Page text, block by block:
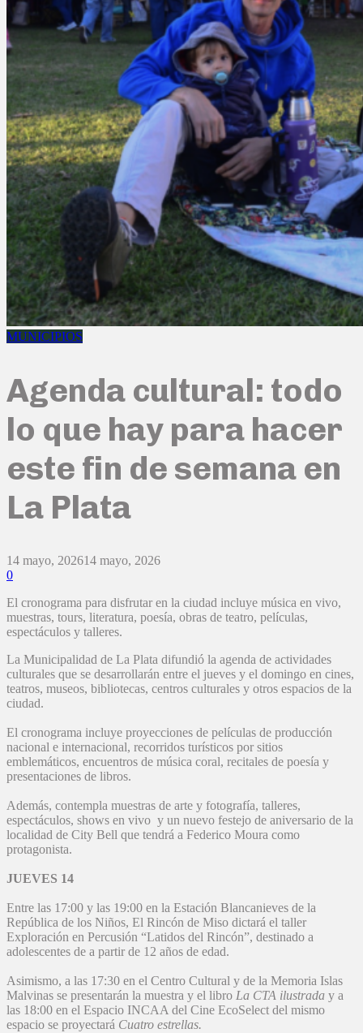
MUNICIPIOS
Agenda cultural: todo
lo que hay para hacer
este fin de semana en
La Plata
14 mayo, 202614 mayo, 2026
0
El cronograma para disfrutar en la ciudad incluye música en vivo,
muestras, tours, literatura, poesía, obras de teatro, películas,
espectáculos y talleres.
La Municipalidad de La Plata difundió la agenda de actividades
culturales que se desarrollarán entre el jueves y el domingo en cines,
teatros, museos, bibliotecas, centros culturales y otros espacios de la
ciudad.
El cronograma incluye proyecciones de películas de producción
nacional e internacional, recorridos turísticos por sitios
emblemáticos, encuentros de música coral, recitales de poesía y
presentaciones de libros.
Además, contempla muestras de arte y fotografía, talleres,
espectáculos, shows en vivo y un nuevo festejo de aniversario de la
localidad de City Bell que tendrá a Federico Moura como
protagonista.
JUEVES 14
Entre las 17:00 y las 19:00 en la Estación Blancanieves de la
República de los Niños, El Rincón de Miso dictará el taller
Exploración en Percusión “Latidos del Rincón”, destinado a
adolescentes de a partir de 12 años de edad.
Asimismo, a las 17:30 en el Centro Cultural y de la Memoria Islas
Malvinas se presentarán la muestra y el libro La CTA ilustrada y a
las 18:00 en el Espacio INCAA del Cine EcoSelect del mismo
espacio se proyectará Cuatro estrellas.